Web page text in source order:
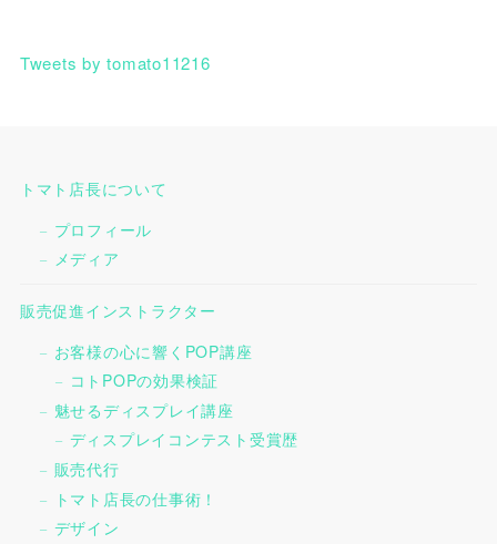
Tweets by tomato11216
トマト店長について
プロフィール
メディア
販売促進インストラクター
お客様の心に響くPOP講座
コトPOPの効果検証
魅せるディスプレイ講座
ディスプレイコンテスト受賞歴
販売代行
トマト店長の仕事術！
デザイン